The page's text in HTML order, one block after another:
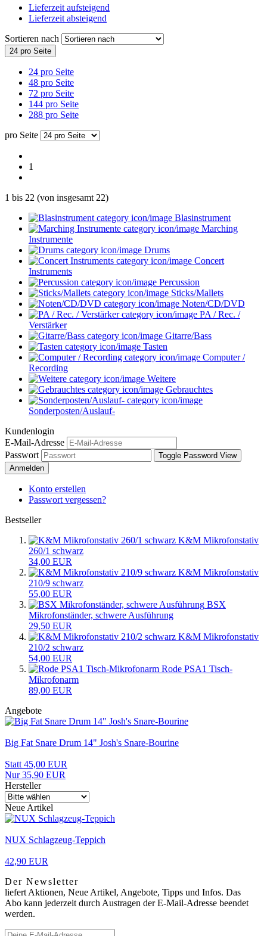
Lieferzeit aufsteigend
Lieferzeit absteigend
Sortieren nach
24 pro Seite
24 pro Seite
48 pro Seite
72 pro Seite
144 pro Seite
288 pro Seite
pro Seite
1
1 bis 22 (von insgesamt 22)
Blasinstrument
Marching
Instrumente
Drums
Concert
Instruments
Percussion
Sticks/Mallets
Noten/CD/DVD
PA / Rec. /
Verstärker
Gitarre/Bass
Tasten
Computer /
Recording
Weitere
Gebrauchtes
Sonderposten/Auslauf-
Kundenlogin
E-Mail-Adresse
Passwort
Toggle Password View
Anmelden
Konto erstellen
Passwort vergessen?
Bestseller
K&M Mikrofonstativ
260/1 schwarz
34,00 EUR
K&M Mikrofonstativ
210/9 schwarz
55,00 EUR
BSX
Mikrofonständer, schwere Ausführung
29,50 EUR
K&M Mikrofonstativ
210/2 schwarz
54,00 EUR
Rode PSA1 Tisch-
Mikrofonarm
89,00 EUR
Angebote
Big Fat Snare Drum 14" Josh's Snare-Bourine
Statt 45,00 EUR
Nur 35,90 EUR
Hersteller
Neue Artikel
NUX Schlagzeug-Teppich
42,90 EUR
Der Newsletter
liefert Aktionen, Neue Artikel, Angebote, Tipps und Infos. Das
Abo kann jederzeit durch Austragen der E-Mail-Adresse beendet
werden.